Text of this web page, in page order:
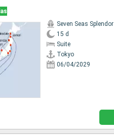
Seven Seas Splendor
15 d
Suite
Tokyo
06/04/2029